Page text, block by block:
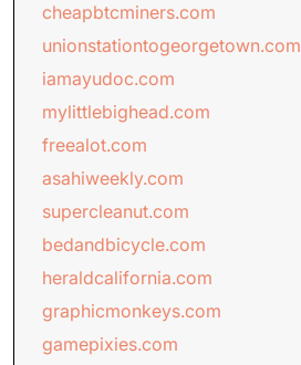
cheapbtcminers.com
unionstationtogeorgetown.com
iamayudoc.com
mylittlebighead.com
freealot.com
asahiweekly.com
supercleanut.com
bedandbicycle.com
heraldcalifornia.com
graphicmonkeys.com
gamepixies.com